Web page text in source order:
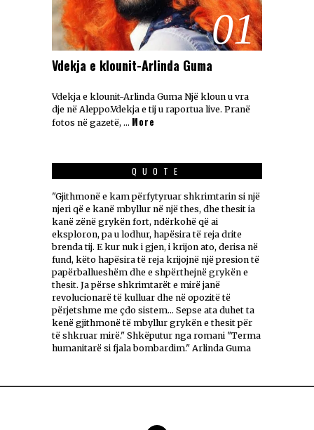
01
Vdekja e klounit-Arlinda Guma
Vdekja e klounit-Arlinda Guma Një kloun u vra
dje në Aleppo.Vdekja e tij u raportua live. Pranë
fotos në gazetë, … More
QUOTE
"Gjithmonë e kam përfytyruar shkrimtarin si një
njeri që e kanë mbyllur në një thes, dhe thesit ia
kanë zënë grykën fort, ndërkohë që ai
eksploron, pa u lodhur, hapësira të reja drite
brenda tij. E kur nuk i gjen, i krijon ato, derisa në
fund, këto hapësira të reja krijojnë një presion të
papërballueshëm dhe e shpërthejnë grykën e
thesit. Ja përse shkrimtarët e mirë janë
revolucionarë të kulluar dhe në opozitë të
përjetshme me çdo sistem... Sepse ata duhet ta
kenë gjithmonë të mbyllur grykën e thesit për
të shkruar mirë." Shkëputur nga romani "Terma
humanitarë si fjala bombardim." Arlinda Guma